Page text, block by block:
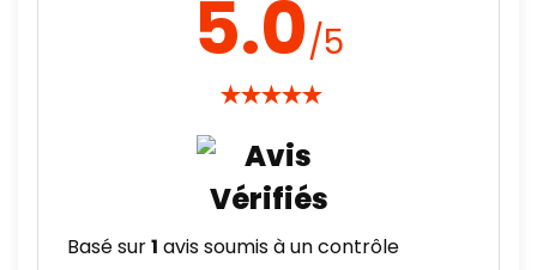
5.0/5
★★★★★
Basé sur1 avis soumis à un contrôle